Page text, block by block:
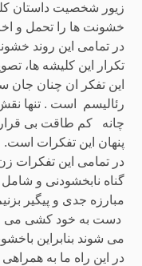
زیور شخصیت داستان
خشونت ها را تحمل و
در تمامی این روند
تکرار این کلیشه ها،
این تفکر ان چنان جان
رئالیسم است . تنها
چانه کم طاقت بی
پنهان این تفکرات است.
در تمامی این تفکرات
گناه نابخشودنی و
مبارزه جدی و پیگیر
دست به خود کشی می
می شوند بنابراین
در این راه ما به